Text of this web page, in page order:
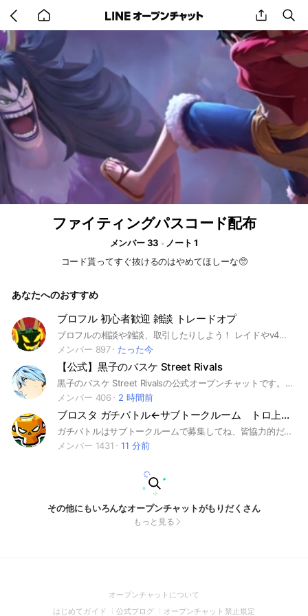
back
to
home
share
ファイティングパスコード配布
メンバー 33
ノート 1
コード貰ってすぐ抜けるのはやめてほしーな🥺
あなたへのおすすめ
ブロフル 初心者歓迎 雑談 トレードオプ
ブロフルの相談や雑談、取引したりしよう！ レイドやv4も！ 初心者でも上級者でも歓迎！ トレードはブロフル以外もありだよ〜 #ブロフル #ロブロックス
メンバー 897
たった今
【公式】黒子のバスケ Street Rivals
黒子のバスケ Street Rivalsの公式オープンチャットです。 公式サイト：https://www.kurobas-sr.com/ 公式X：https://twitter.com/KRBS_SR
メンバー 406
2 時間前
ブロスタ ガチバトル←サブトークルーム トロ上げ←本オプ
ガチバトルはサブトークルームで募集してね、皆協力的だよ～ 入ったら必ずオートリプライ（入ったら表示される返信のこと）と大事なノートみてね よろしく👍 #ブロスタ #ガチバトル #トロ上げ #ランク
メンバー 1431
11 分前
その他にもいろんなオープンチャットがもりだくさん
もっと見る
オープンチャットについて
in
はじめてガイド (Open
公式ブログ (Open
オープンチャット禁止規定(Open